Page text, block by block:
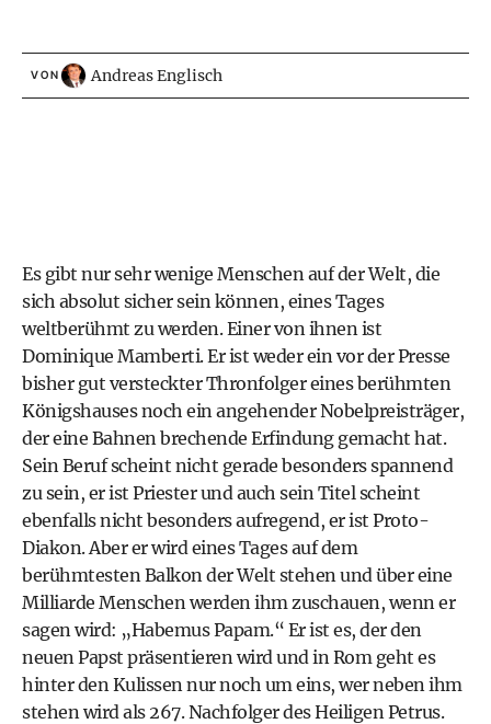
VON Andreas Englisch
Es gibt nur sehr wenige Menschen auf der Welt, die
sich absolut sicher sein können, eines Tages
weltberühmt zu werden. Einer von ihnen ist
Dominique Mamberti. Er ist weder ein vor der Presse
bisher gut versteckter Thronfolger eines berühmten
Königshauses noch ein angehender Nobelpreisträger,
der eine Bahnen brechende Erfindung gemacht hat.
Sein Beruf scheint nicht gerade besonders spannend
zu sein, er ist Priester und auch sein Titel scheint
ebenfalls nicht besonders aufregend, er ist Proto-
Diakon. Aber er wird eines Tages auf dem
berühmtesten Balkon der Welt stehen und über eine
Milliarde Menschen werden ihm zuschauen, wenn er
sagen wird: „Habemus Papam.“ Er ist es, der den
neuen Papst präsentieren wird und in Rom geht es
hinter den Kulissen nur noch um eins, wer neben ihm
stehen wird als 267. Nachfolger des Heiligen Petrus.